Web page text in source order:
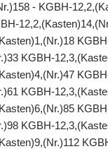
- KGBH-
KGBH-
KGBH-
KGBH-